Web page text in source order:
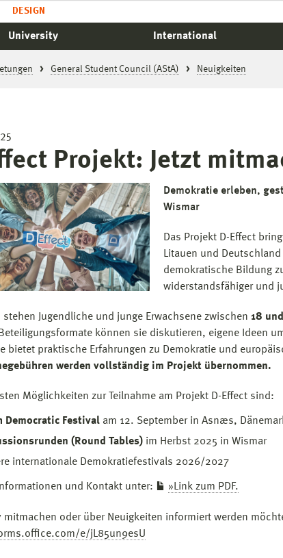
DESIGN
University International
General Student Council (AStA) Neuigkeiten
Projekt: Jetzt
Demokratie erleben,
Wismar
Das Projekt D-Effect
Litauen und
demokratische Bildung
widerstandsfähiger und
stehen Jugendliche und junge Erwachsene zwischen 18
können sie diskutieren, eigene Ideen
bietet praktische Erfahrungen zu Demokratie und
werden vollständig im Projekt übernommen.
Möglichkeiten zur Teilnahme am Projekt D-Effect sind:
Democratic Festival am 12. September in Asnæs,
(Round Tables) im Herbst 2025 in Wismar
internationale Demokratiefestivals 2026/2027
und Kontakt unter: »Link zum PDF.
mitmachen oder über Neuigkeiten informiert werden
e/jL85un9esU